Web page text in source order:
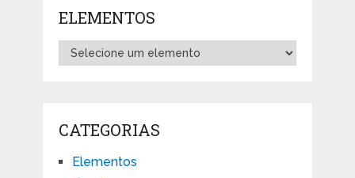
ELEMENTOS
CATEGORIAS
Elementos